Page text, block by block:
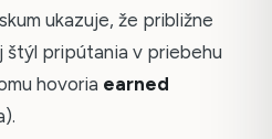
ukazuje, že približne
štýl pripútania v priebehu
hovoria earned